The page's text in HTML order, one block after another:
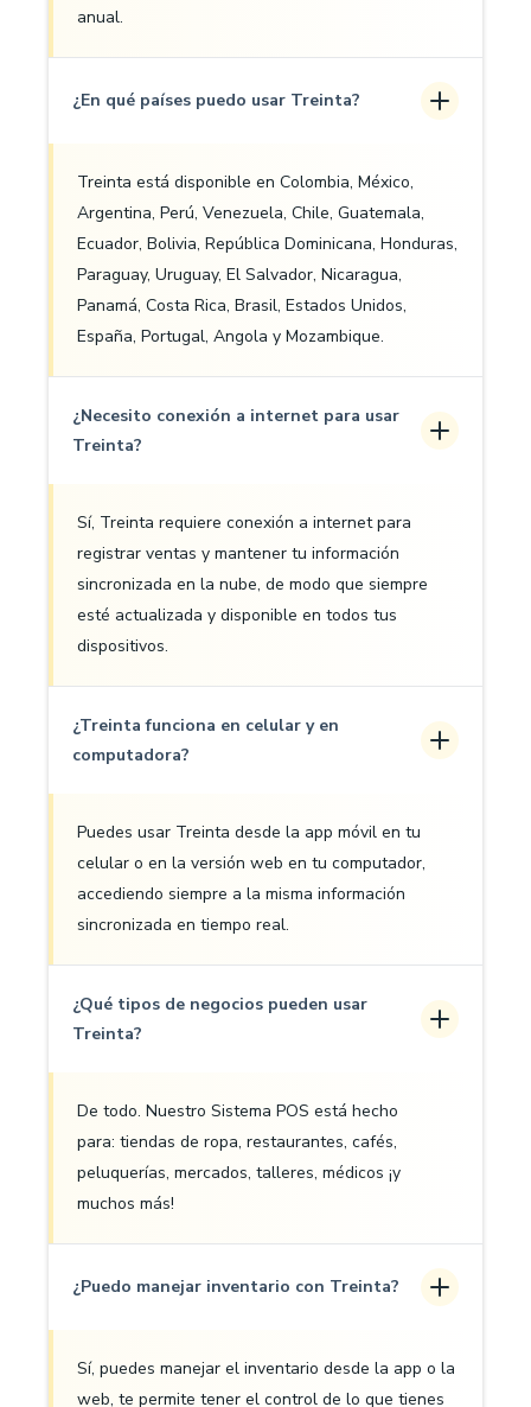
anual.
¿En qué países puedo usar Treinta?
Treinta está disponible en Colombia, México,
Argentina, Perú, Venezuela, Chile, Guatemala,
Ecuador, Bolivia, República Dominicana, Honduras,
Paraguay, Uruguay, El Salvador, Nicaragua,
Panamá, Costa Rica, Brasil, Estados Unidos,
España, Portugal, Angola y Mozambique.
¿Necesito conexión a internet para usar
Treinta?
Sí, Treinta requiere conexión a internet para
registrar ventas y mantener tu información
sincronizada en la nube, de modo que siempre
esté actualizada y disponible en todos tus
dispositivos.
¿Treinta funciona en celular y en
computadora?
Puedes usar Treinta desde la app móvil en tu
celular o en la versión web en tu computador,
accediendo siempre a la misma información
sincronizada en tiempo real.
¿Qué tipos de negocios pueden usar
Treinta?
De todo. Nuestro Sistema POS está hecho
para: tiendas de ropa, restaurantes, cafés,
peluquerías, mercados, talleres, médicos ¡y
muchos más!
¿Puedo manejar inventario con Treinta?
Sí, puedes manejar el inventario desde la app o la
web, te permite tener el control de lo que tienes